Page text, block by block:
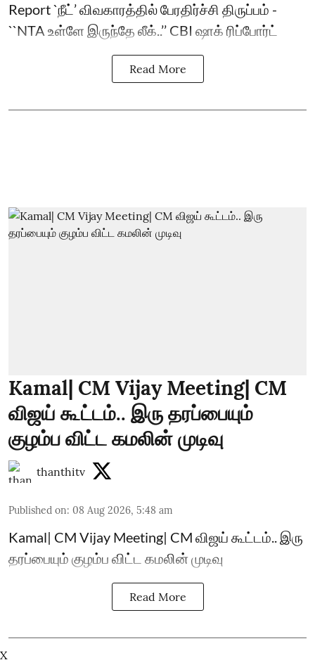
Report `நீட்’ விவகாரத்தில் பேரதிர்ச்சி திருப்பம் -
``NTA உள்ளே இருந்தே லீக்..’’ CBI ஷாக் ரிப்போர்ட்
Read More
Kamal| CM Vijay Meeting| CM
விஜய் கூட்டம்.. இரு தரப்பையும்
குழம்ப விட்ட கமலின் முடிவு
thanthitv
Published on: 08 Aug 2026, 5:48 am
Kamal| CM Vijay Meeting| CM விஜய் கூட்டம்.. இரு
தரப்பையும் குழம்ப விட்ட கமலின் முடிவு
Read More
X